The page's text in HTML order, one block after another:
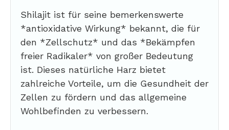
Shilajit ist für seine bemerkenswerte
*antioxidative Wirkung* bekannt, die für
den *Zellschutz* und das *Bekämpfen
freier Radikaler* von großer Bedeutung
ist. Dieses natürliche Harz bietet
zahlreiche Vorteile, um die Gesundheit der
Zellen zu fördern und das allgemeine
Wohlbefinden zu verbessern.